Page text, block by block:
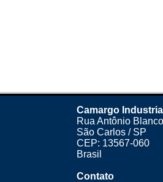
Camargo
Rua Antônio
São Carlos / SP
CEP: 13567-060
Brasil
Contato